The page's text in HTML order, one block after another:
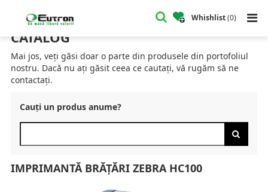
Whishlist(0)
Imprimantă Brățări ZEBRA HC100
CATALOG
Mai jos, veți găsi doar o parte din produsele din portofoliul
nostru. Dacă nu ați găsit ceea ce cautați, vă rugăm să ne
contactați.
Cauți un produs anume?
IMPRIMANTĂ BRĂȚĂRI ZEBRA HC100